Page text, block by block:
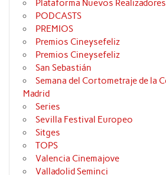
Plataforma Nuevos Realizadores
PODCASTS
PREMIOS
Premios Cineysefeliz
Premios Cineysefeliz
San Sebastián
Semana del Cortometraje de la
Madrid
Series
Sevilla Festival Europeo
Sitges
TOPS
Valencia Cinemajove
Valladolid Seminci